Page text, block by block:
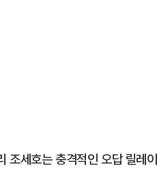
조세호는 충격적인 오답 릴레